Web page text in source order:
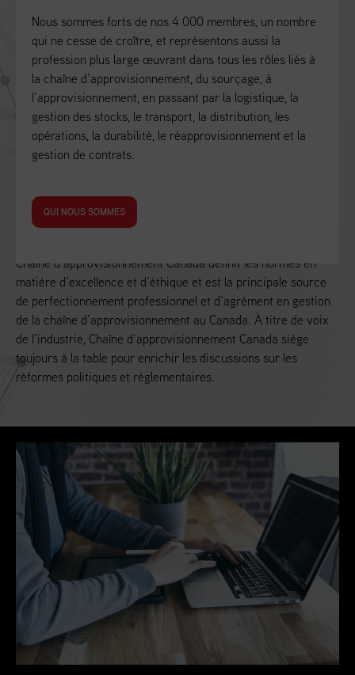
Alimenter la croissance économique du Canada
Chaîne d’approvisionnement Canada définit les normes en
matière d’excellence et d’éthique et est la principale source
de perfectionnement professionnel et d’agrément en gestion
de la chaîne d’approvisionnement au Canada. À titre de voix
de l’industrie, Chaîne d’approvisionnement Canada siège
toujours à la table pour enrichir les discussions sur les
réformes politiques et réglementaires.
Nous sommes forts de nos 4 000 membres, un nombre
qui ne cesse de croître, et représentons aussi la
profession plus large œuvrant dans tous les rôles liés à
la chaîne d’approvisionnement, du sourçage, à
l’approvisionnement, en passant par la logistique, la
gestion des stocks, le transport, la distribution, les
opérations, la durabilité, le réapprovisionnement et la
gestion de contrats.
QUI NOUS SOMMES